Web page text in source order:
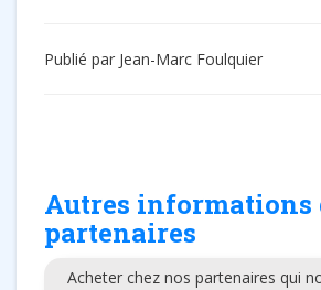
Publié par Jean-Marc Foulquier
Autres informations
partenaires
Acheter chez nos partenaires qui